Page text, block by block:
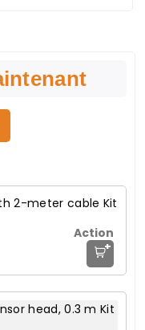
2-meter cable Kit
+
head, 0.3 m Kit